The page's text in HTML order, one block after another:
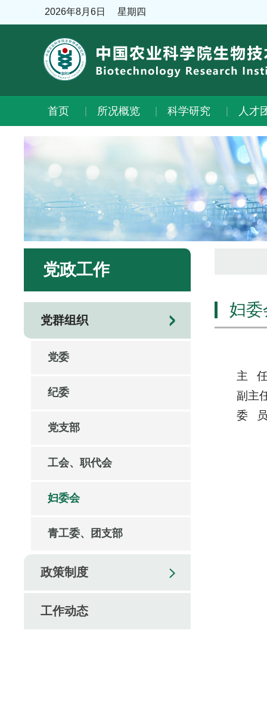
2026年8月6日 星期四
首页 所况概览 科学研究 人才
党政工作
党群组织
党委
纪委
党支部
工会、职代会
妇委会
青工委、团支部
政策制度
工作动态
妇委
主
副主
委